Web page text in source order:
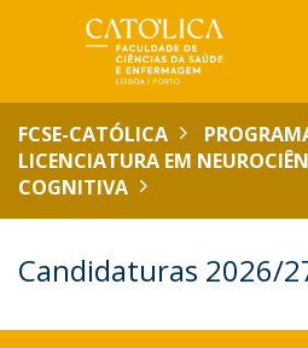
FCSE-CATÓLICA
LICENCIATURA EM
COGNITIVA
Candidaturas 2026/